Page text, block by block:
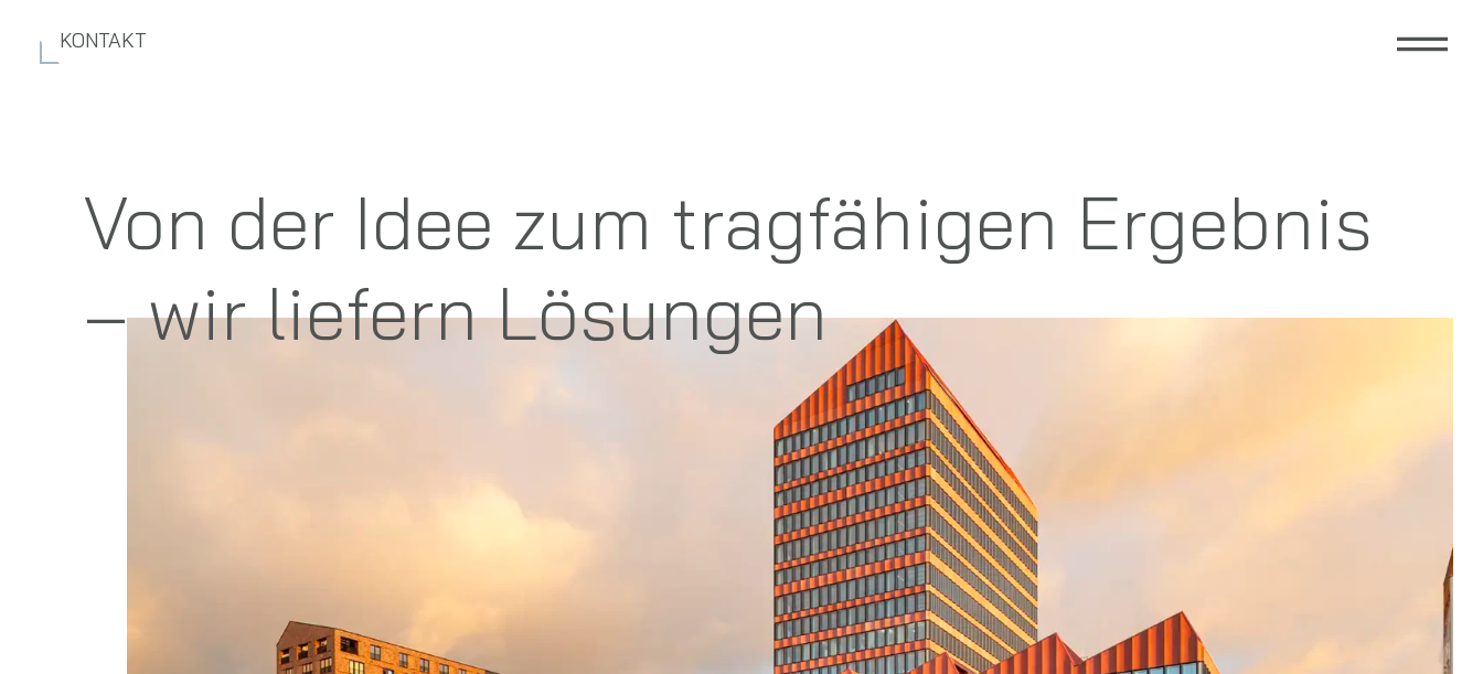
Inhalt
springen
KONTAKT
Von der Idee zum tragfähigen Ergebnis
– wir liefern Lösungen